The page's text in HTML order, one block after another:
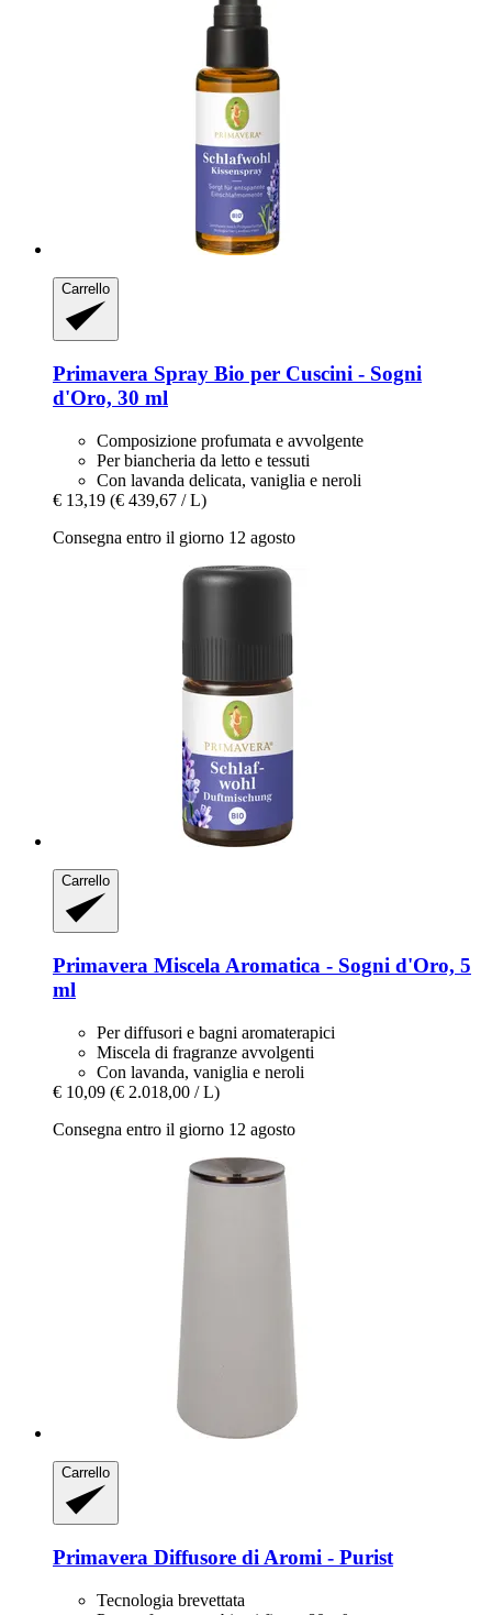
Carrello
Primavera Spray Bio per Cuscini -​ Sogni
d'Oro, 30 ml
Composizione profumata e avvolgente
Per biancheria da letto e tessuti
Con lavanda delicata, vaniglia e neroli
€ 13,19 (€ 439,67 / L)
Consegna entro il giorno 12 agosto
Carrello
Primavera Miscela Aromatica -​ Sogni d'Oro, 5
ml
Per diffusori e bagni aromaterapici
Miscela di fragranze avvolgenti
Con lavanda, vaniglia e neroli
€ 10,09 (€ 2.018,00 / L)
Consegna entro il giorno 12 agosto
Carrello
Primavera Diffusore di Aromi -​ Purist
Tecnologia brevettata